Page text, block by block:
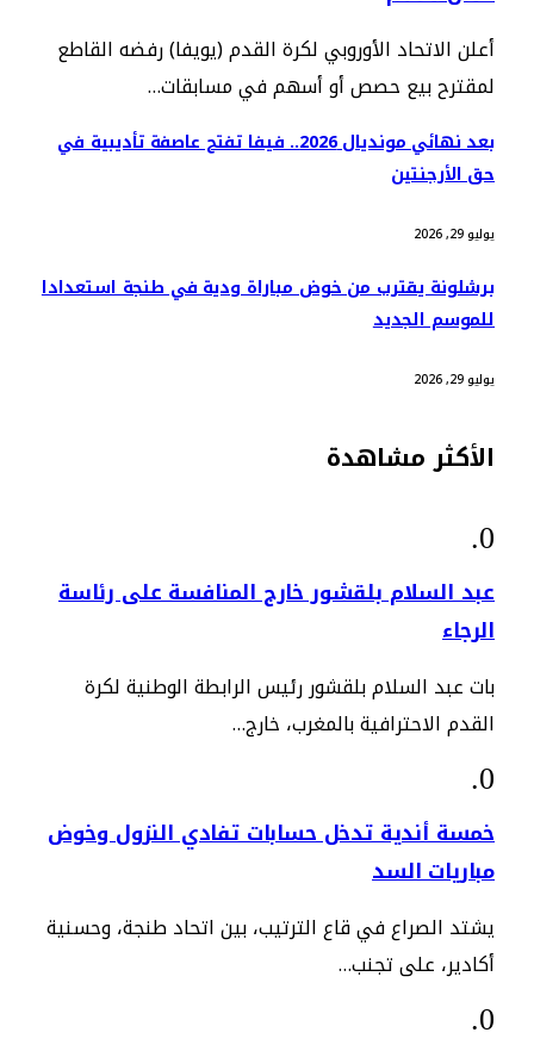
أعلن الاتحاد الأوروبي لكرة القدم (يويفا) رفضه القاطع
لمقترح بيع حصص أو أسهم في مسابقات…
بعد نهائي مونديال 2026.. فيفا تفتح عاصفة تأديبية في
حق الأرجنتين
يوليو 29, 2026
برشلونة يقترب من خوض مباراة ودية في طنجة استعدادا
للموسم الجديد
يوليو 29, 2026
الأكثر مشاهدة
عبد السلام بلقشور خارج المنافسة على رئاسة
الرجاء
بات عبد السلام بلقشور رئيس الرابطة الوطنية لكرة
القدم الاحترافية بالمغرب، خارج…
خمسة أندية تدخل حسابات تفادي النزول وخوض
مباريات السد
يشتد الصراع في قاع الترتيب، بين اتحاد طنجة، وحسنية
أكادير، على تجنب…